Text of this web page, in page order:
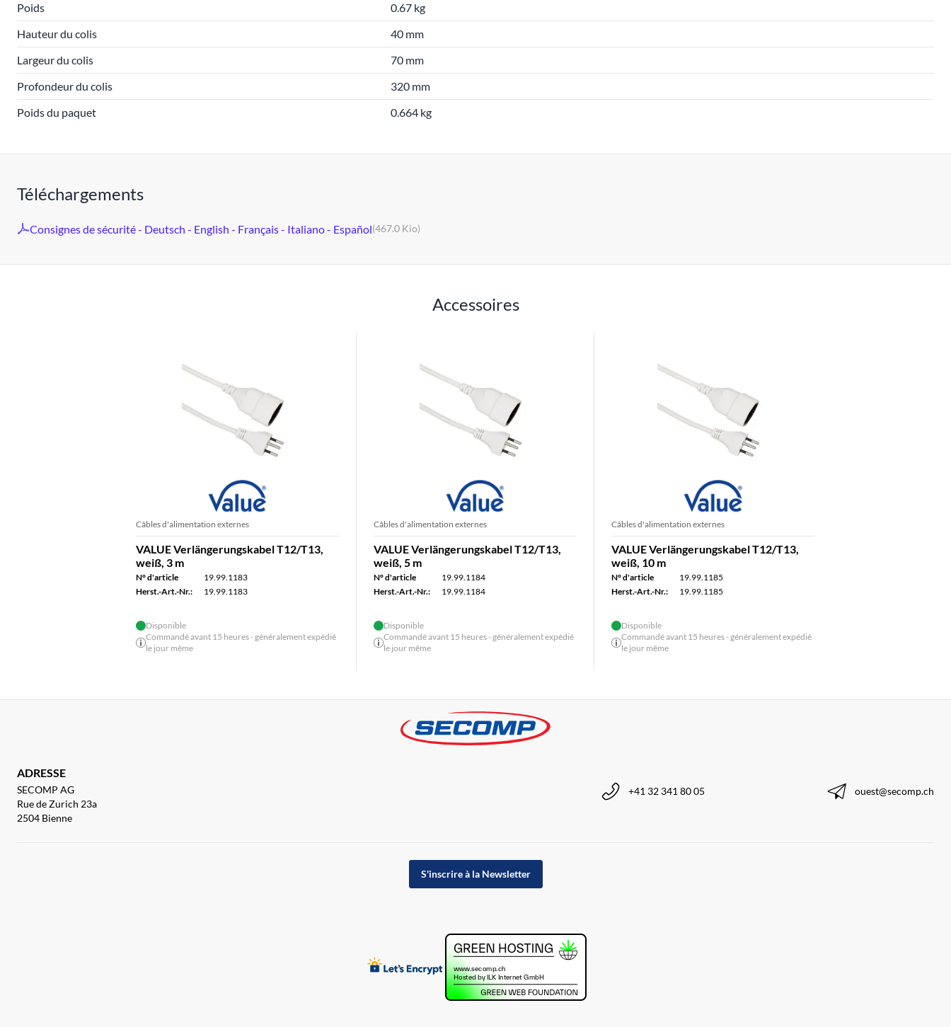
Poids
0.67 kg
Hauteur du colis
40 mm
Largeur du colis
70 mm
Profondeur du colis
320 mm
Poids du paquet
0.664 kg
Téléchargements
Consignes de sécurité - Deutsch - English - Français - Italiano - Español(467.0 Kio)
Accessoires
Câbles d'alimentation externes
VALUE Verlängerungskabel T12/T13,
weiß, 3 m
N° d'article
19.99.1183
Herst.-Art.-Nr.:
19.99.1183
Disponible
Commandé avant 15 heures - généralement expédié
le jour même
Câbles d'alimentation externes
VALUE Verlängerungskabel T12/T13,
weiß, 5 m
N° d'article
19.99.1184
Herst.-Art.-Nr.:
19.99.1184
Disponible
Commandé avant 15 heures - généralement expédié
le jour même
Câbles d'alimentation externes
VALUE Verlängerungskabel T12/T13,
weiß, 10 m
N° d'article
19.99.1185
Herst.-Art.-Nr.:
19.99.1185
Disponible
Commandé avant 15 heures - généralement expédié
le jour même
ADRESSE
SECOMP AG
Rue de Zurich 23a
2504 Bienne
+41 32 341 80 05 ouest@secomp.ch
S'inscrire à la Newsletter